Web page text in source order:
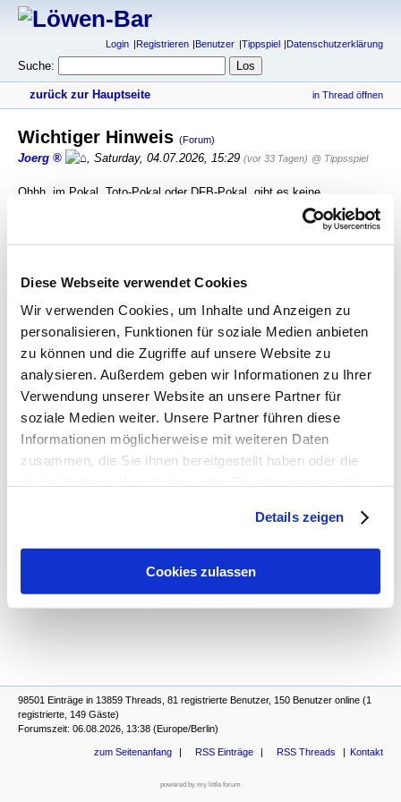
Diese Webseite verwendet Cookies
Wir verwenden Cookies, um Inhalte und Anzeigen zu
personalisieren, Funktionen für soziale Medien anbieten
zu können und die Zugriffe auf unsere Website zu
analysieren. Außerdem geben wir Informationen zu Ihrer
Verwendung unserer Website an unsere Partner für
soziale Medien weiter. Unsere Partner führen diese
Informationen möglicherweise mit weiteren Daten
zusammen, die Sie ihnen bereitgestellt haben oder die
Sie unsere Webseite weiterhin nutzen.
Details zeigen
Cookies zulassen
Login Registrieren Benutzer Tippspiel Datenschutzerklärung
Suche:
zurück zur Hauptseite in Thread öffnen
Wichtiger Hinweis (Forum)
Joerg , Saturday, 04.07.2026, 15:29 (vor 33 Tagen) @ Tippsspiel
Ohhh, im Pokal, Toto-Pokal oder DFB-Pokal, gibt es keine
Unentschieden, alle Pokalspiele werden grundsätzlich nach Endstand*
*n. Elfmeterschießen
antworten 384 Views
gesamter Thread: RSS-Feed dieser Diskussion
11:0 in Kay, Wasserburg und Fortuna Regensburg -
03.07.2026, 22:49
Wichtiger Hinweis -Joerg ,04.07.2026, 15:29
Wichtiger Hinweis- hjs zwischenbericht,
98501 Einträge in 13859 Threads, 81 registrierte Benutzer, 150 Benutzer online (1
registrierte, 149 Gäste)
Forumszeit: 06.08.2026, 13:38 (Europe/Berlin)
zum Seitenanfang RSS Einträge RSS Threads Kontakt
powered by my little forum